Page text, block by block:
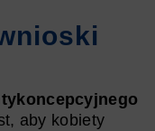
aby kobiety